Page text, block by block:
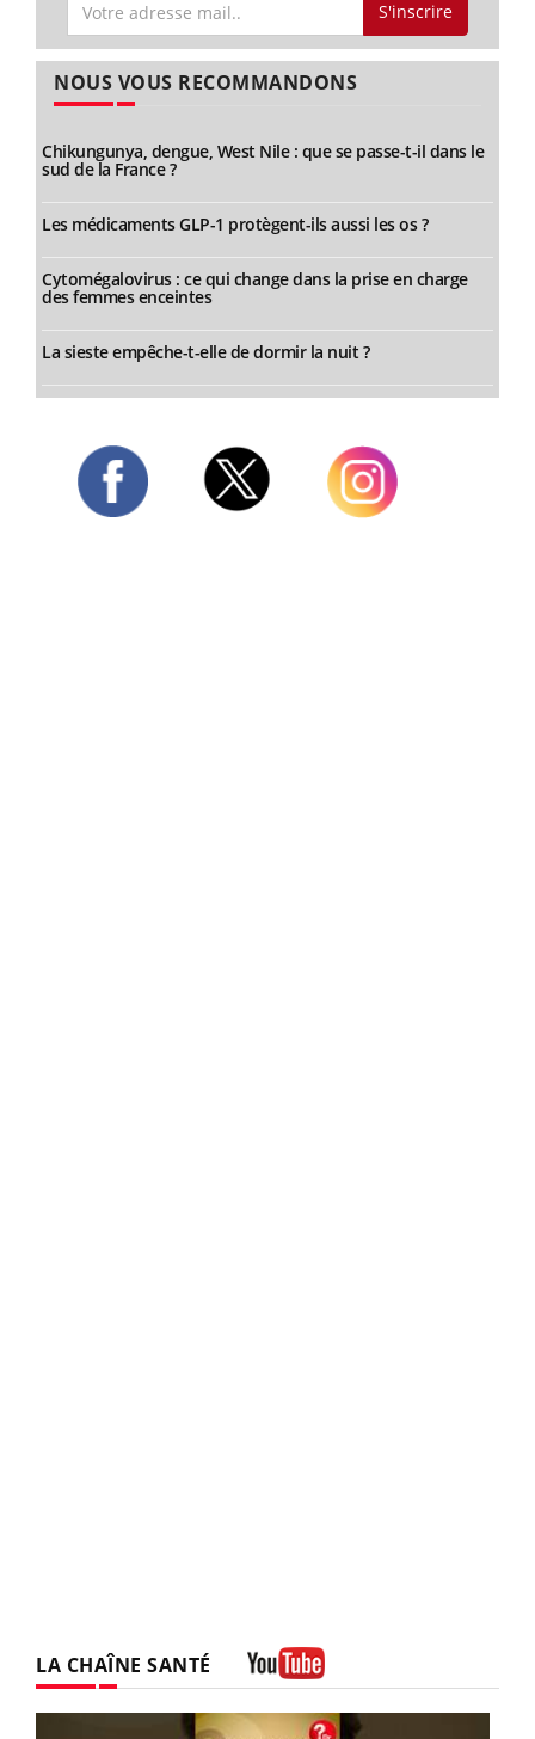
S'inscrire
NOUS VOUS RECOMMANDONS
Chikungunya, dengue, West Nile : que se passe-t-il dans le
sud de la France ?
Les médicaments GLP-1 protègent-ils aussi les os ?
Cytomégalovirus : ce qui change dans la prise en charge
des femmes enceintes
La sieste empêche-t-elle de dormir la nuit ?
LA CHAÎNE SANTÉ